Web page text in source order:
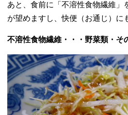
あと、食前に「不溶性食物繊維」
が望めますし、快便（お通じ）に
不溶性食物繊維・・・野菜類・そ